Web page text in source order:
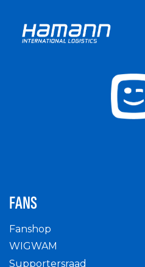
FANS
Fanshop
WIGWAM
Supportersraad